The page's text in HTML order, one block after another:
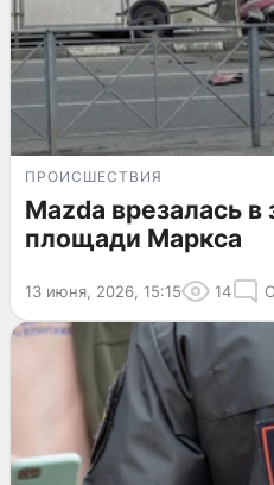
ПРОИСШЕСТВИЯ
Mazda врезалась в
площади Маркса
13 июня, 2026, 15:15 14